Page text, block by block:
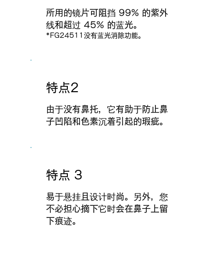
所用的镜片可阻挡 99% 的紫外
线和超过 45% 的蓝光。
*FG24511没有蓝光消除功能。
特点2
由于没有鼻托，它有助于防止鼻
子凹陷和色素沉着引起的瑕疵。
特点 3
易于悬挂且设计时尚。另外，您
不必担心摘下它时会在鼻子上留
下痕迹。